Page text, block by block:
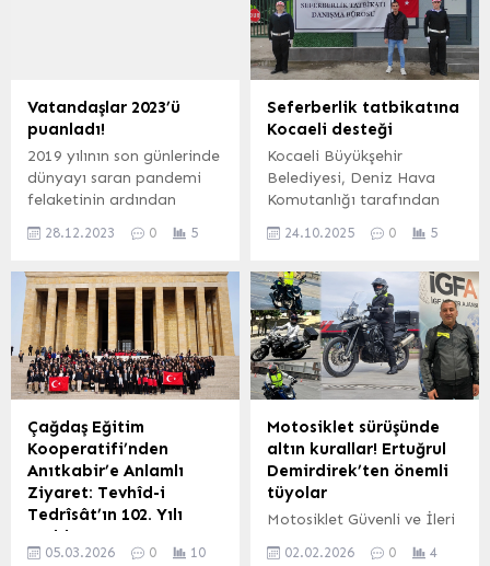
İzmit Belediyesi
tarafından yapımı
tamamlanan ve Arızlı
Mahallesi sakinlerinin
hizmetine açılacak olan
hizmet binasının içeriğini,
köy sakinlerinin istek ve
geçen gün dayanışmayı
büyüten Sosyal Market,
bağışlanan kıyafet ve ev
eşyalarını ihtiyaç
sahipleriyle buluşturarak
örnek bir sosyal sorumluluk
çalışması yürütüyor.
İZMİR (İGFA) – Efes
Selçuk’ta Amfi Tiyatro’nun
altında hizmet veren
Sosyal...
Vatandaşlar 2023’ü
puanladı!
2019 yılının son günlerinde
dünyayı saran pandemi
felaketinin ardından
şey yolunda gitm emeye
ve vatandaşlarımız
açısından zorlu bir yıl oldu.
Peki vatandaşlar 2023
yılına kaç puan veriyorlar?
Rüstem PEHLİVANLAR –
Ahmet GÜNAY – M. Taha
ÇELİKBAŞ – Herkes
Duysun BURSA (İGFA) –
2019...
28.12.2023 0 5
Seferberlik tatbikatına
Kocaeli desteği
Kocaeli Büyükşehir
Belediyesi, Deniz Hava
Komutanlığı tarafından
2025 Seferberlik
Dairesi Başkanlığı
koordinesinde önemli
lojistik katkı sundu.
KOCAELİ (İGFA) – Kocaeli
Büyükşehir Belediyesi, Milli
Savunma Bakanlığı
koordinasyonunda Deniz
Hava Komutanlığı
tarafından 14-25 Ekim
tarihleri arasında icra
edilen “YILDIRIM-2025
Seferberlik Tatbikatına”,
Afet İşleri Dairesi
24.10.2025 0 5
Çağdaş Eğitim
Kooperatifi’nden
Anıtkabir’e Anlamlı
Ziyaret: Tevhîd-i
Tedrîsât’ın 102. Yılı
Anıldı
05.03.2026 0 10
Motosiklet sürüşünde
altın kurallar! Ertuğrul
Demirdirek’ten önemli
tüyolar
Motosiklet Güvenli ve İleri
02.02.2026 0 4